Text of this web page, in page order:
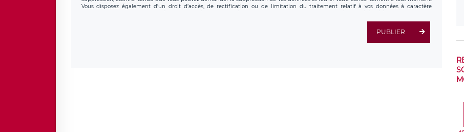
Vous disposez également d’un droit d’accès, de rectification ou de limitation du traitement relatif à vos données à caractère
personnel, ainsi que d’un droit à la portabilité de vos données. Vous pouvez exercer ces droits auprès du délégué à la protection des
données de LÉGAVOX qui exerce au siège social de LÉGAVOX et est joignable à l’adresse mail suivante :
donneespersonnelles@legavox.fr. Le responsable de traitement est la société LÉGAVOX, sis 9 rue Léopold Sédar Senghor, joignable à
l’adresse mail : responsabledetraitement@legavox.fr. Vous avez également le droit d’introduire une réclamation auprès d’une autorité
PUBLIER